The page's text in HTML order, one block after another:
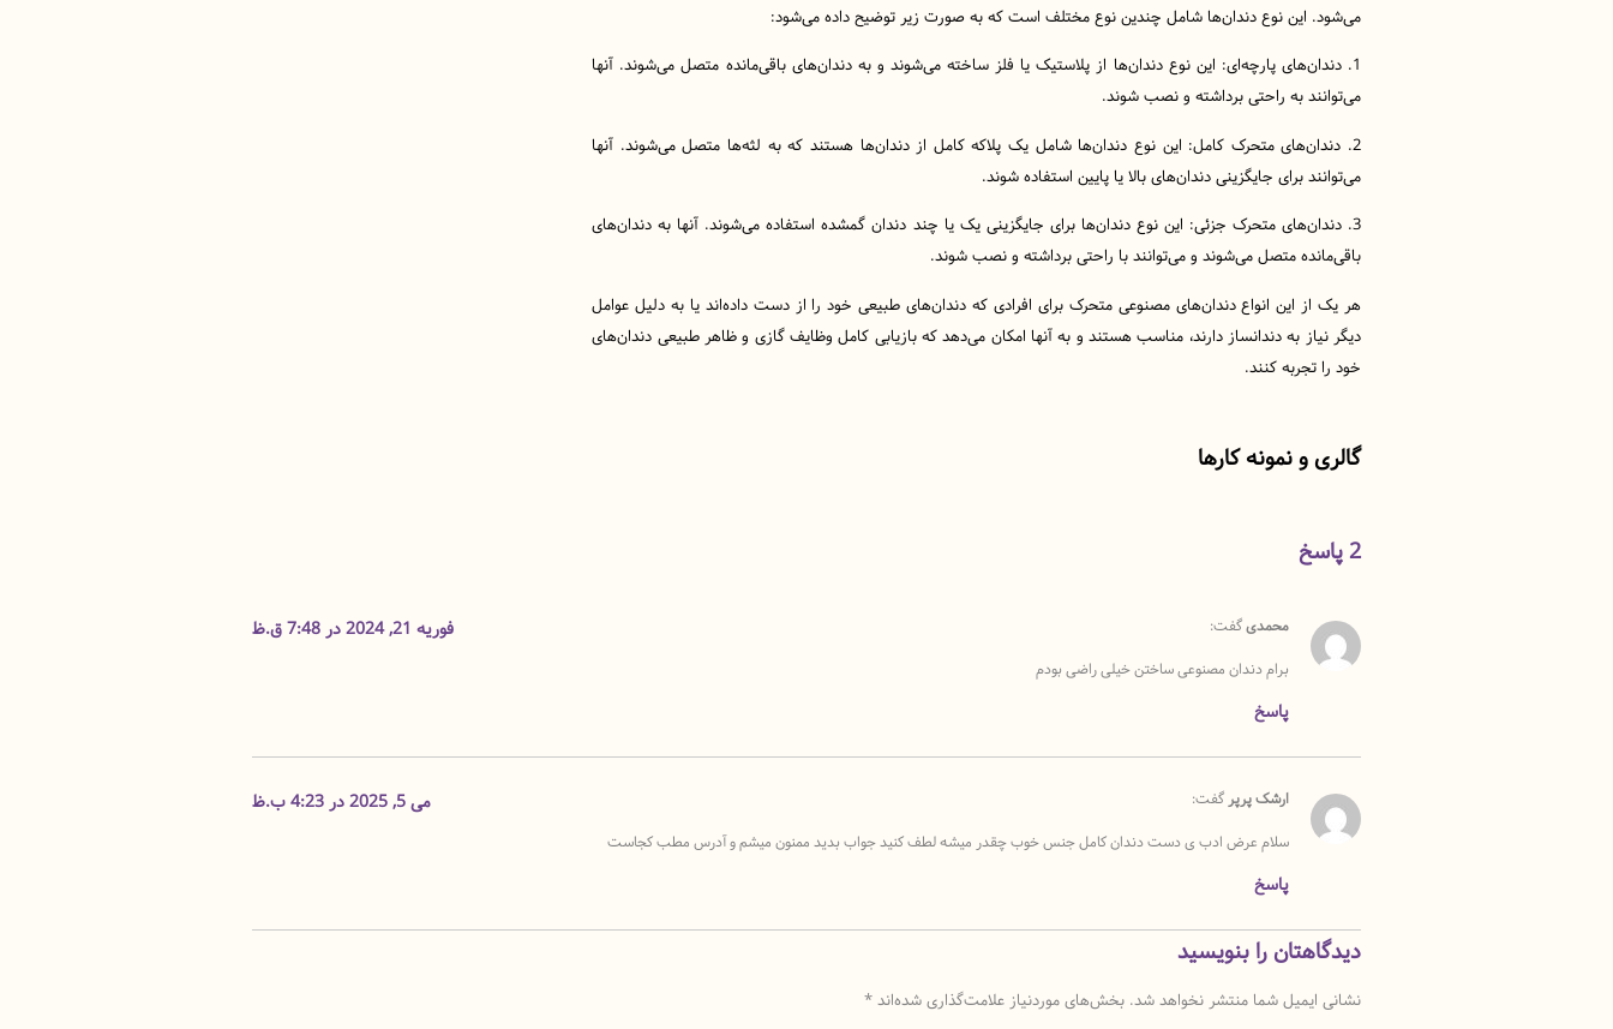
می‌شود. این نوع دندان‌ها شامل چندین نوع مختلف است که به صورت زیر توضیح داده می‌شود:
1. دندان‌های پارچه‌ای: این نوع دندان‌ها از پلاستیک یا فلز ساخته می‌شوند و به دندان‌های باقی‌مانده متصل می‌شوند. آنها
می‌توانند به راحتی برداشته و نصب شوند.
2. دندان‌های متحرک کامل: این نوع دندان‌ها شامل یک پلاکه کامل از دندان‌ها هستند که به لثه‌ها متصل می‌شوند. آنها
می‌توانند برای جایگزینی دندان‌های بالا یا پایین استفاده شوند.
3. دندان‌های متحرک جزئی: این نوع دندان‌ها برای جایگزینی یک یا چند دندان گمشده استفاده می‌شوند. آنها به دندان‌های
باقی‌مانده متصل می‌شوند و می‌توانند با راحتی برداشته و نصب شوند.
هر یک از این انواع دندان‌های مصنوعی متحرک برای افرادی که دندان‌های طبیعی خود را از دست داده‌اند یا به دلیل عوامل
دیگر نیاز به دندانساز دارند، مناسب هستند و به آنها امکان می‌دهد که بازیابی کامل وظایف گازی و ظاهر طبیعی دندان‌های
خود را تجربه کنند.
گالری و نمونه کارها
2 پاسخ
محمدیگفت: فوریه 21, 2024 در 7:48 ق.ظ
برام دندان مصنوعی ساختن خیلی راضی بودم
پاسخ
ارشک پرپرگفت: می 5, 2025 در 4:23 ب.ظ
سلام عرض ادب ی دست دندان کامل جنس خوب چقدر میشه لطف کنید جواب بدید ممنون میشم و آدرس مطب کجاست
پاسخ
دیدگاهتان را بنویسید
نشانی ایمیل شما منتشر نخواهد شد. بخش‌های موردنیاز علامت‌گذاری شده‌اند *